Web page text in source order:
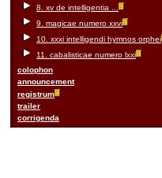
8. xv de intelligentia ...
9. magicae numero xxvi
10. xxxi intelligendi hymnos orphei
11. cabalisticae numero lxxi
colophon
announcement
registrum
trailer
corrigenda